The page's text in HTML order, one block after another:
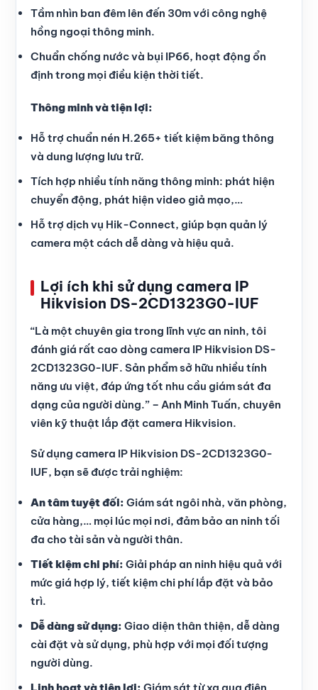
Tầm nhìn ban đêm lên đến 30m với công nghệ
hồng ngoại thông minh.
Chuẩn chống nước và bụi IP66, hoạt động ổn
định trong mọi điều kiện thời tiết.
Thông minh và tiện lợi:
Hỗ trợ chuẩn nén H.265+ tiết kiệm băng thông
và dung lượng lưu trữ.
Tích hợp nhiều tính năng thông minh: phát hiện
chuyển động, phát hiện video giả mạo,…
Hỗ trợ dịch vụ Hik-Connect, giúp bạn quản lý
camera một cách dễ dàng và hiệu quả.
Lợi ích khi sử dụng camera IP
Hikvision DS-2CD1323G0-IUF
“Là một chuyên gia trong lĩnh vực an ninh, tôi
đánh giá rất cao dòng camera IP Hikvision DS-
2CD1323G0-IUF. Sản phẩm sở hữu nhiều tính
năng ưu việt, đáp ứng tốt nhu cầu giám sát đa
dạng của người dùng.” – Anh Minh Tuấn, chuyên
viên kỹ thuật lắp đặt camera Hikvision.
Sử dụng camera IP Hikvision DS-2CD1323G0-
IUF, bạn sẽ được trải nghiệm:
An tâm tuyệt đối: Giám sát ngôi nhà, văn phòng,
cửa hàng,… mọi lúc mọi nơi, đảm bảo an ninh tối
đa cho tài sản và người thân.
Tiết kiệm chi phí: Giải pháp an ninh hiệu quả với
mức giá hợp lý, tiết kiệm chi phí lắp đặt và bảo
trì.
Dễ dàng sử dụng: Giao diện thân thiện, dễ dàng
cài đặt và sử dụng, phù hợp với mọi đối tượng
người dùng.
Linh hoạt và tiện lợi: Giám sát từ xa qua điện